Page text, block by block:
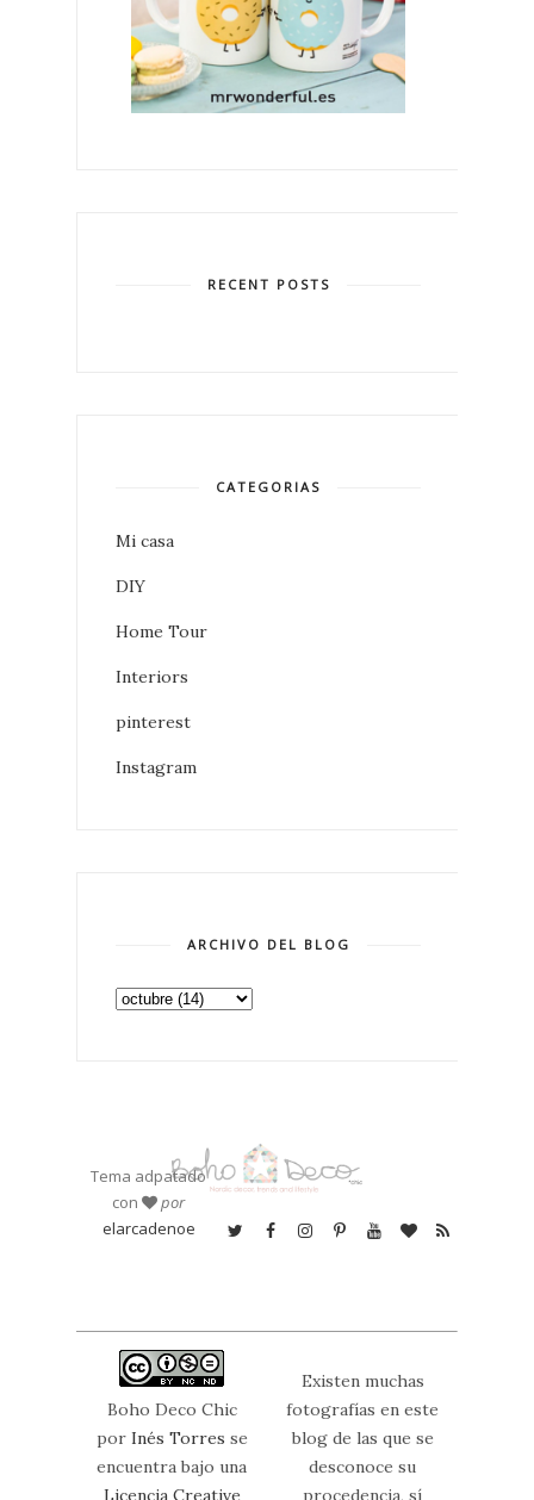
RECENT POSTS
CATEGORIAS
Mi casa
DIY
Home Tour
Interiors
pinterest
Instagram
ARCHIVO DEL BLOG
Tema adpatado
con
por
elarcadenoe
Boho Deco Chic
por Inés Torres se
encuentra bajo una
Licencia Creative
Existen muchas
fotografías en este
blog de las que se
desconoce su
procedencia, sí